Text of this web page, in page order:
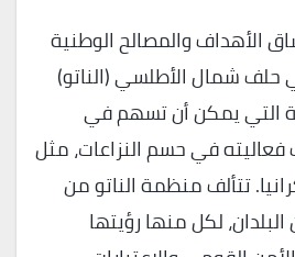
الأهداف والمصالح الوطنية
حلف شمال الأطلسي (الناتو)
التي يمكن أن تسهم في
في حسم النزاعات، مثل
تتألف منظمة الناتو من
لكل منها رؤيتها